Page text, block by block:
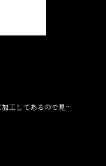
加工してあるので見…